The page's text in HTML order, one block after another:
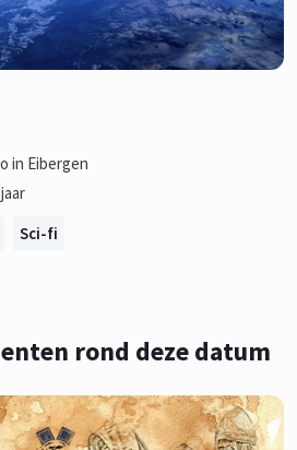
in Eibergen
Sci-fi
rond deze datum